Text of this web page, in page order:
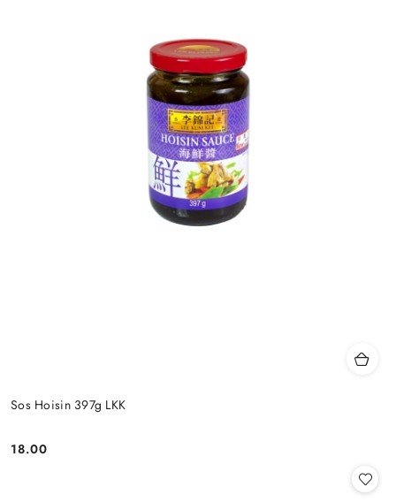
Sos Hoisin 397g LKK
Cena:
18.00